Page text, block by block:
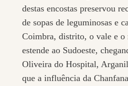
destas encostas preservou
de sopas de leguminosas e
Coimbra, distrito, o vale e o
estende ao Sudoeste,
Oliveira do Hospital,
que a influência da